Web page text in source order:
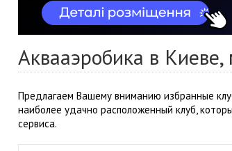
Аквааэробика в
Предлагаем Вашему вниманию избранные
наиболее удачно расположенный клуб,
сервиса.